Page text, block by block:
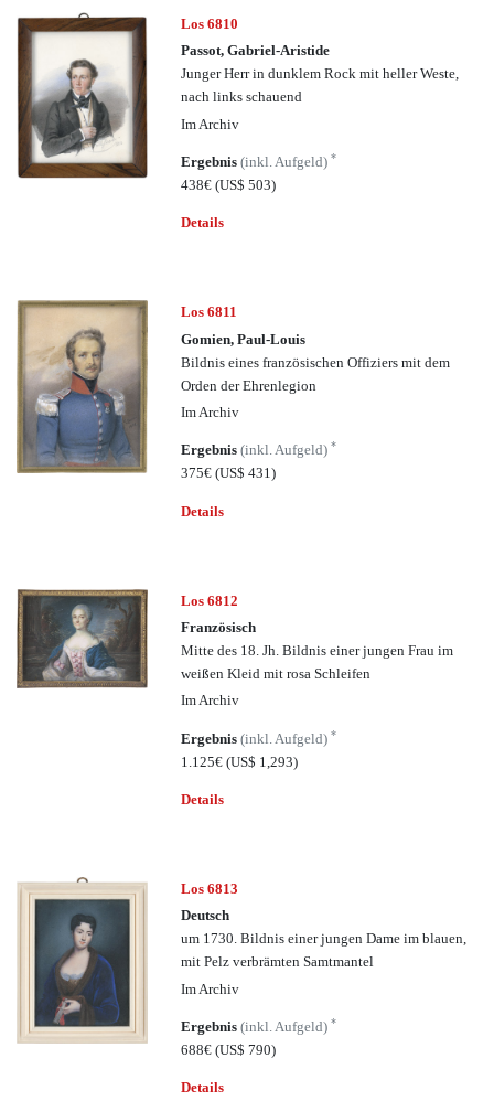
Los 6810
Passot, Gabriel-Aristide
Junger Herr in dunklem Rock mit heller Weste,
nach links schauend
Im Archiv
Ergebnis(inkl. Aufgeld)*
438€(US$ 503)
Details
Los 6811
Gomien, Paul-Louis
Bildnis eines französischen Offiziers mit dem
Orden der Ehrenlegion
Im Archiv
Ergebnis(inkl. Aufgeld)*
375€(US$ 431)
Details
Los 6812
Französisch
Mitte des 18. Jh. Bildnis einer jungen Frau im
weißen Kleid mit rosa Schleifen
Im Archiv
Ergebnis(inkl. Aufgeld)*
1.125€(US$ 1,293)
Details
Los 6813
Deutsch
um 1730. Bildnis einer jungen Dame im blauen,
mit Pelz verbrämten Samtmantel
Im Archiv
Ergebnis(inkl. Aufgeld)*
688€(US$ 790)
Details